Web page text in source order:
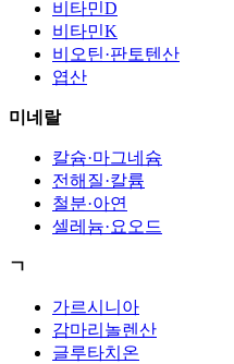
비타민D
비타민K
비오틴·판토텐산
엽산
미네랄
칼슘·마그네슘
전해질·칼륨
철분·아연
셀레늄·요오드
ㄱ
가르시니아
감마리놀렌산
글루타치온